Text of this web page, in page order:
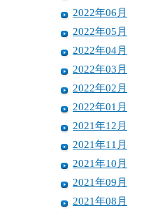
2022年06月
2022年05月
2022年04月
2022年03月
2022年02月
2022年01月
2021年12月
2021年11月
2021年10月
2021年09月
2021年08月